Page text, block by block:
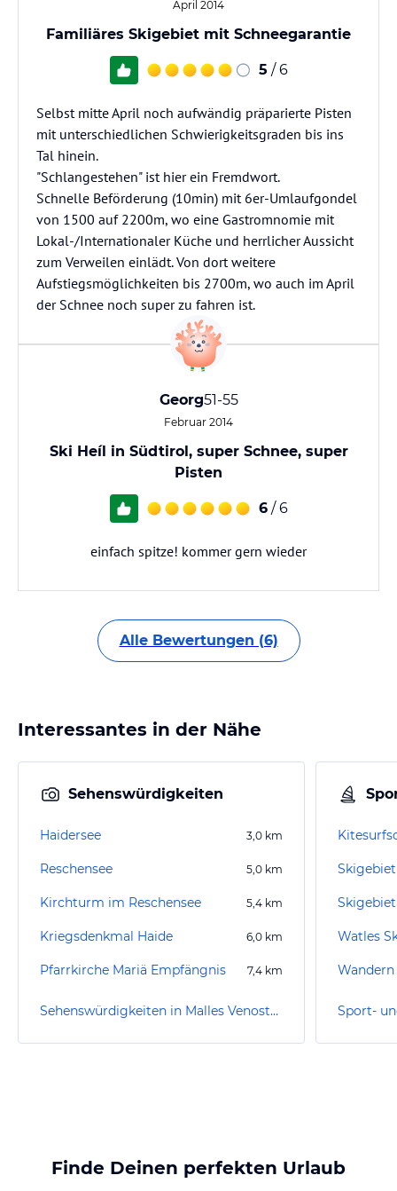
April 2014
Familiäres Skigebiet mit Schneegarantie
5 / 6
Selbst mitte April noch aufwändig präparierte Pisten
mit unterschiedlichen Schwierigkeitsgraden bis ins
Tal hinein.
"Schlangestehen" ist hier ein Fremdwort.
Schnelle Beförderung (10min) mit 6er-Umlaufgondel
von 1500 auf 2200m, wo eine Gastromnomie mit
Lokal-/Internationaler Küche und herrlicher Aussicht
zum Verweilen einlädt. Von dort weitere
Aufstiegsmöglichkeiten bis 2700m, wo auch im April
der Schnee noch super zu fahren ist.
Georg51-55
Februar 2014
Ski Heíl in Südtirol, super Schnee, super
Pisten
6 / 6
einfach spitze! kommer gern wieder
Alle Bewertungen (6)
Interessantes in der Nähe
Sehenswürdigkeiten
Haidersee 3,0 km
Reschensee 5,0 km
Kirchturm im Reschensee 5,4 km
Kriegsdenkmal Haide 6,0 km
Pfarrkirche Mariä Empfängnis 7,4 km
Sehenswürdigkeiten in Malles Venosta / Mals
Watles
Finde Deinen perfekten Urlaub